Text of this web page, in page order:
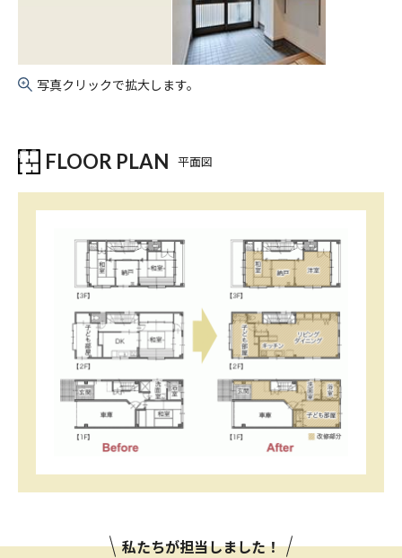
写真クリックで拡大します。
FLOOR PLAN 平面図
私たちが担当しました！